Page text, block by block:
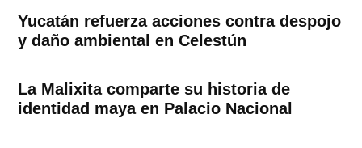
Yucatán refuerza acciones contra despojo
y daño ambiental en Celestún
La Malixita comparte su historia de
identidad maya en Palacio Nacional